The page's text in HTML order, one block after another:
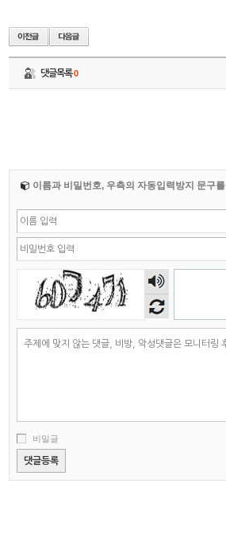
댓글목록0
이름과 비밀번호, 우측의 자동입력방지 문구
숫자
음성
듣기
비밀글